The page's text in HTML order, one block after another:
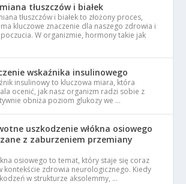
tłuszczów i białek
tłuszczów i białek to złożony proces,
kluczowe znaczenie dla naszego zdrowia i
W organizmie, hormony takie jak
wskaźnika insulinowego
insulinowy to kluczowa miara, która
ocenić, jak nasz organizm radzi sobie z
obniża poziom glukozy we …
uszkodzenie włókna osiowego
z zaburzeniem przemiany
osiowego to temat, który staje się coraz
kontekście zdrowia neurologicznego. Kiedy
w strukturze aksolemmy, …